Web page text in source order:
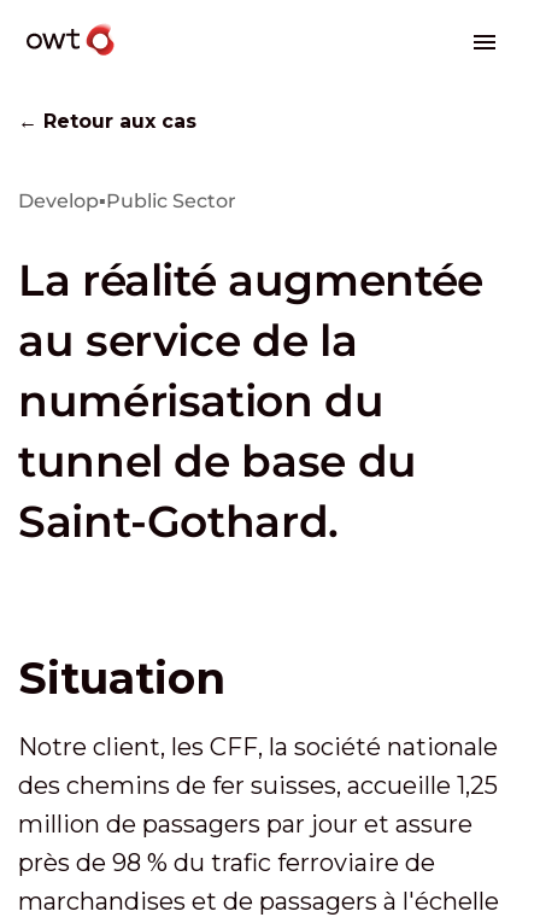
← Retour aux cas
Develop▪Public Sector
La réalité augmentée
au service de la
numérisation du
tunnel de base du
Saint-Gothard.
Situation
Notre client, les CFF, la société nationale
des chemins de fer suisses, accueille 1,25
million de passagers par jour et assure
près de 98 % du trafic ferroviaire de
marchandises et de passagers à l'échelle